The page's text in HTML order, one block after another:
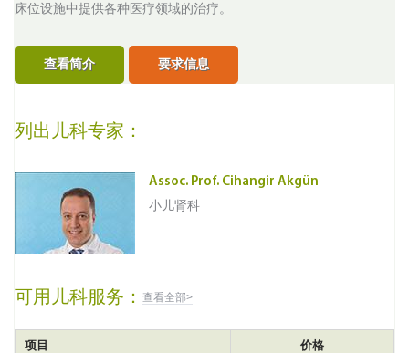
床位设施中提供各种医疗领域的治疗。
查看简介 要求信息
列出儿科专家：
Assoc. Prof. Cihangir Akgün
小儿肾科
可用儿科服务： 查看全部>
项目 价格